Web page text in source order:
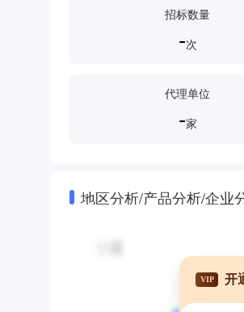
语音教学系统
招标数量
-次
代理单位
-家
地区分析/产品分析/企业
VIP 开